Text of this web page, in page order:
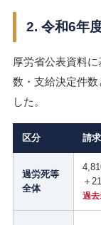
2. 令和6年
厚労省公表資料
数・支給決定件
した。
区分 請
過労死等
全体
＋
過